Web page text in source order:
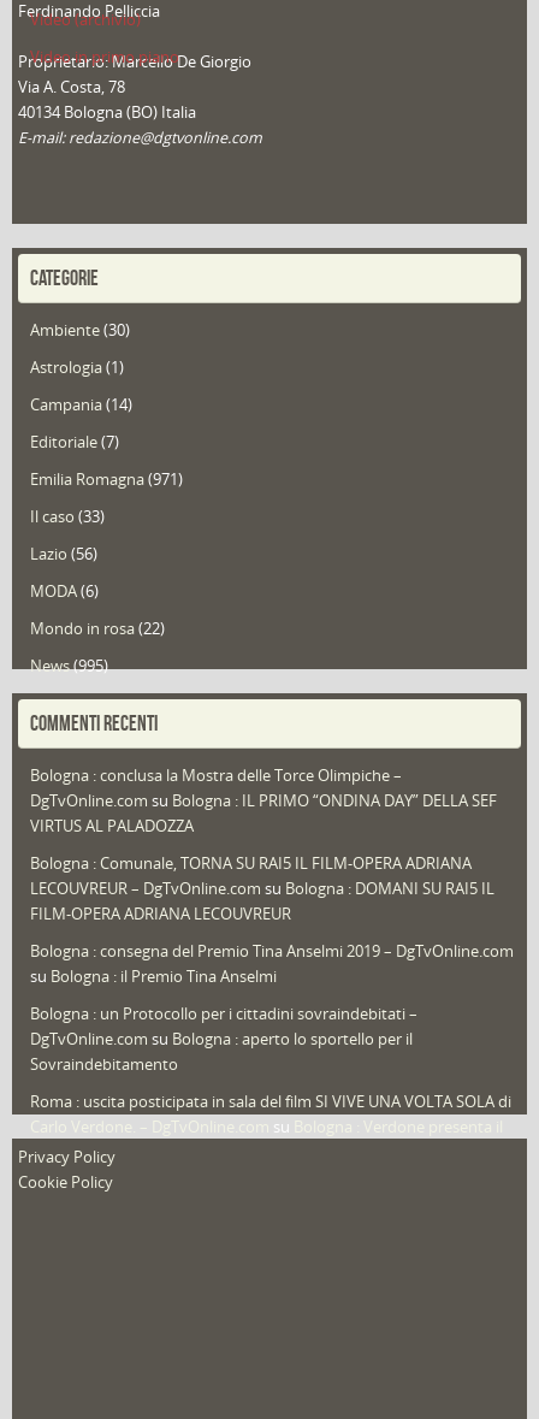
Video (archivio)
Video in primo piano
Ferdinando Pelliccia
Proprietario: Marcello De Giorgio
Via A. Costa, 78
40134 Bologna (BO) Italia
E-mail: redazione@dgtvonline.com
CATEGORIE
Ambiente(30)
Astrologia(1)
Campania(14)
Editoriale(7)
Emilia Romagna(971)
Il caso (33)
Lazio (56)
MODA(6)
Mondo in rosa(22)
News(995)
Portfolio(1)
Redazioni(1.052)
Speciali (22)
Sport
That's Bologna Magazine(25)
Video (archivio) (263)
COMMENTI RECENTI
Bologna : conclusa la Mostra delle Torce Olimpiche –
DgTvOnline.com su Bologna : IL PRIMO “ONDINA DAY” DELLA SEF
VIRTUS AL PALADOZZA
Bologna : Comunale, TORNA SU RAI5 IL FILM-OPERA ADRIANA
LECOUVREUR – DgTvOnline.com su Bologna : DOMANI SU RAI5 IL
FILM-OPERA ADRIANA LECOUVREUR
Bologna : consegna del Premio Tina Anselmi 2019 – DgTvOnline.com
su Bologna : il Premio Tina Anselmi
Bologna : un Protocollo per i cittadini sovraindebitati –
DgTvOnline.com su Bologna : aperto lo sportello per il
Sovraindebitamento
Roma : uscita posticipata in sala del film SI VIVE UNA VOLTA SOLA di
su
nuovo film
Privacy Policy
Cookie Policy